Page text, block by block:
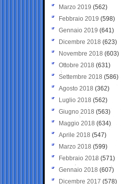
Marzo 2019 (562)
Febbraio 2019 (598)
Gennaio 2019 (641)
Dicembre 2018 (623)
Novembre 2018 (603)
Ottobre 2018 (631)
Settembre 2018 (586)
Agosto 2018 (362)
Luglio 2018 (562)
Giugno 2018 (563)
Maggio 2018 (634)
Aprile 2018 (547)
Marzo 2018 (599)
Febbraio 2018 (571)
Gennaio 2018 (607)
Dicembre 2017 (578)